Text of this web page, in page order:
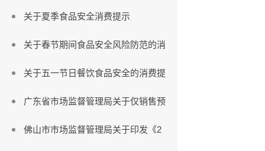
关于夏季食品安全消费提示
关于春节期间食品安全风险防范的消
关于五一节日餐饮食品安全的消费提
广东省市场监督管理局关于仅销售预
佛山市市场监督管理局关于印发《2